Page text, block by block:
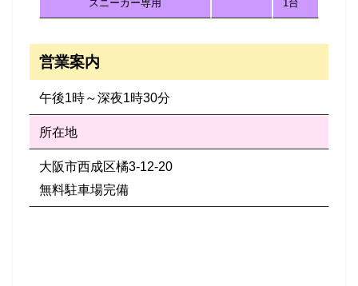
スニーカー専用 1台
営業案内
午後1時～深夜1時30分
所在地
大阪市西成区橘3-12-20
無料駐車場完備